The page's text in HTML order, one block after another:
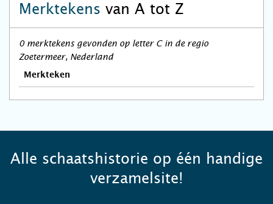
Merktekens van A tot Z
0 merktekens gevonden op letter C in de regio
Zoetermeer, Nederland
Merkteken
Alle schaatshistorie op één handige
verzamelsite!